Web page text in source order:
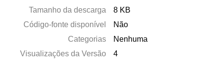
Tamanho da descarga
8 KB
Código-fonte disponível
Não
Categorias
Nenhuma
Visualizações da Versão
4